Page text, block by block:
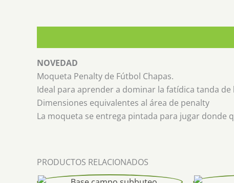
NOVEDAD
Moqueta Penalty de Fútbol Chapas.
Ideal para aprender a dominar la fatídica tanda
Dimensiones equivalentes al área de penalty
La moqueta se entrega pintada para jugar donde
PRODUCTOS RELACIONADOS